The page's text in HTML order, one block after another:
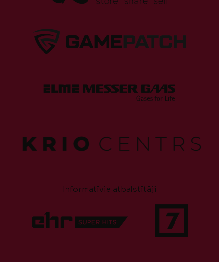
Informatīvie atbalstītāji